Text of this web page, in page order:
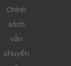
Chính
sách
vận
chuyển